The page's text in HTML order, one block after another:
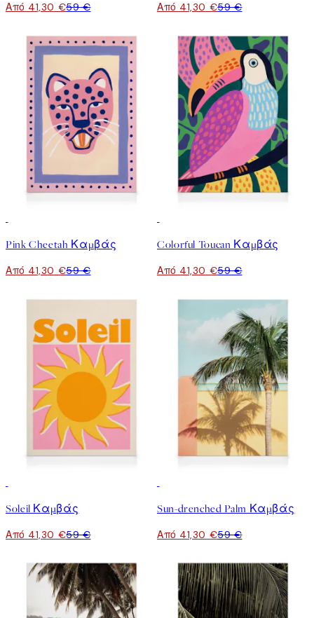
Από 41,30 €59 € Από 41,30 €59 €
Pink Cheetah Καμβάς
Από 41,30 €59 €
Colorful Toucan Καμβάς
Από 41,30 €59 €
Soleil Καμβάς
Από 41,30 €59 €
Sun-drenched Palm Καμβάς
Από 41,30 €59 €